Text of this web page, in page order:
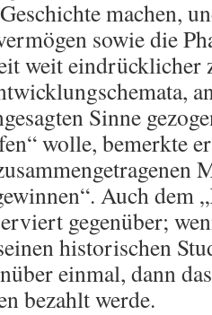
machen,
sowie die
weit eindrücklicher
Sinne
wolle, bemerkte
Auch dem
gegenüber;
historischen
einmal, dann
bezahlt werde.